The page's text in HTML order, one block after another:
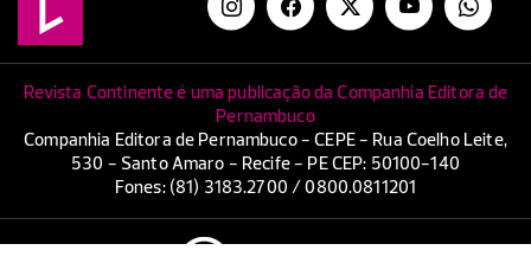
Revista Continente é uma publicação da Companhia Editora de
Pernambuco
Companhia Editora de Pernambuco - CEPE - Rua Coelho Leite,
530 - Santo Amaro - Recife - PE CEP: 50100-140
Fones: (81) 3183.2700 / 0800.0811201